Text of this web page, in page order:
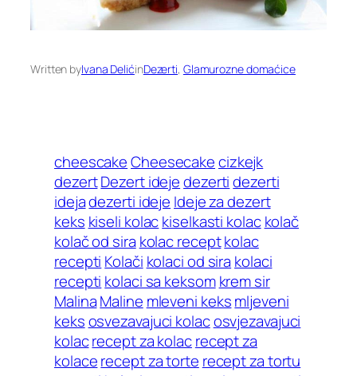
Written byIvana DelićinDezerti, Glamurozne domaćice
cheescakeCheesecakecizkejk
dezertDezert idejedezerti dezerti
idejadezerti ideje Ideje za dezert
keks kiseli kolackiselkasti kolac kolač
kolač od sira kolac receptkolac
recepti Kolači kolaci od sira kolaci
recepti kolaci sa keksom krem sir
MalinaMaline mleveni keksmljeveni
keksosvezavajuci kolacosvjezavajuci
kolacrecept za kolacrecept za
kolacerecept za torte recept za tortu